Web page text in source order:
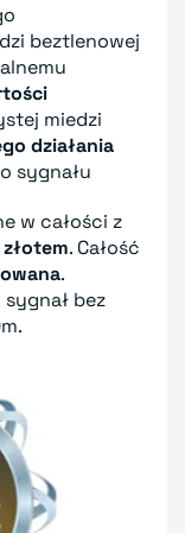
beztlenowej
miedzi
działania
sygnału
w całości z
. Całość
.
bez